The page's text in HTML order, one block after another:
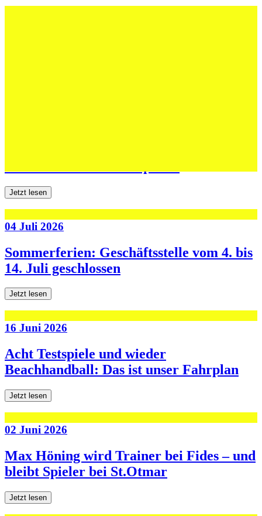
Jetzt lesen
04 Juli 2026
Sommerferien: Geschäftsstelle vom 4. bis
14. Juli geschlossen
Jetzt lesen
16 Juni 2026
Acht Testspiele und wieder
Beachhandball: Das ist unser Fahrplan
Jetzt lesen
02 Juni 2026
Max Höning wird Trainer bei Fides – und
bleibt Spieler bei St.Otmar
Jetzt lesen